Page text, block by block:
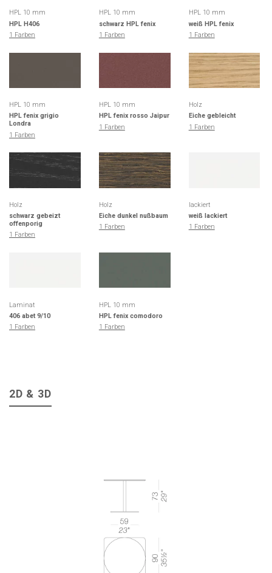
HPL 10 mm
HPL H406
1 Farben
HPL 10 mm
schwarz HPL fenix
1 Farben
HPL 10 mm
weiß HPL fenix
1 Farben
HPL 10 mm
HPL fenix grigio
Londra
1 Farben
HPL 10 mm
HPL fenix rosso Jaipur
1 Farben
Holz
Eiche gebleicht
1 Farben
Holz
schwarz gebeizt
offenporig
1 Farben
Holz
Eiche dunkel nußbaum
1 Farben
lackiert
weiß lackiert
1 Farben
Laminat
406 abet 9/10
1 Farben
HPL 10 mm
HPL fenix comodoro
1 Farben
2D & 3D